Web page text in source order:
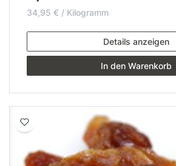
34,95 € / Kilogramm
Details anzeigen
In den Warenkorb